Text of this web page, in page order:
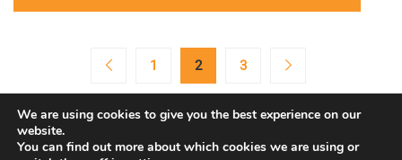
1 2 3
We are using cookies to give you the best experience on our
website.
You can find out more about which cookies we are using or